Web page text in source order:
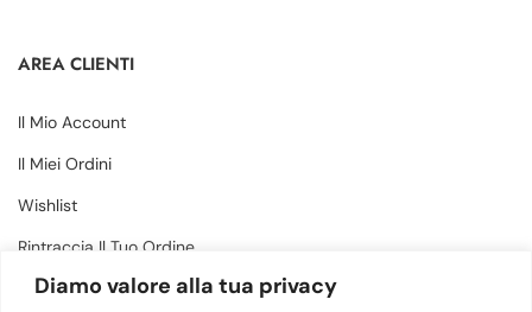
Diamo valore alla tua privacy
AREA CLIENTI
Il Mio Account
Il Miei Ordini
Wishlist
Rintraccia Il Tuo Ordine